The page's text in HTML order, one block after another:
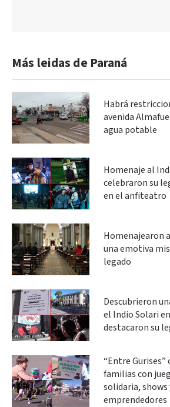
Más leidas de Paraná
Habrá
avenida
agua potable
Homenaje al
celebraron su
en el anfiteatro
Homenajearon
una emotiva
legado
Descubrieron
el Indio Solari
destacaron su
“Entre Gurises”
familias con
solidaria, shows
emprendedores